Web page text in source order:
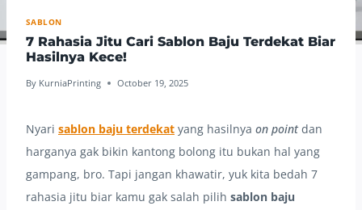
SABLON
7 Rahasia Jitu Cari Sablon Baju Terdekat Biar
Hasilnya Kece!
By KurniaPrinting October 19, 2025
Nyari sablon baju terdekat yang hasilnya on pointdan
harganya gak bikin kantong bolong itu bukan hal yang
gampang, bro. Tapi jangan khawatir, yuk kita bedah 7
rahasia jitu biar kamu gak salah pilih sablon baju